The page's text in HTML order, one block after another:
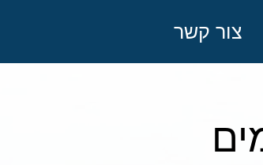
צור קשר